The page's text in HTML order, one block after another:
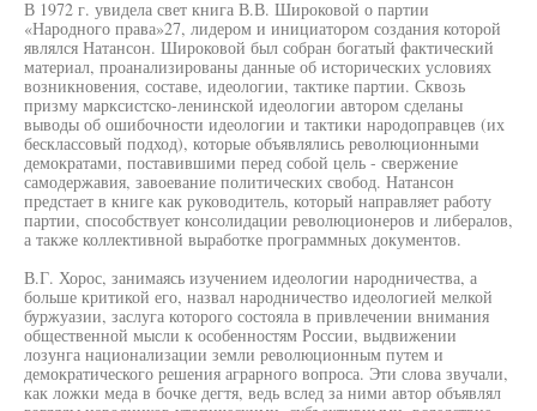
В 1972 г. увидела свет книга В.В. Широковой о партии
«Народного права»27, лидером и инициатором создания которой
являлся Натансон. Широковой был собран богатый фактический
материал, проанализированы данные об исторических условиях
возникновения, составе, идеологии, тактике партии. Сквозь
призму марксистско-ленинской идеологии автором сделаны
выводы об ошибочности идеологии и тактики народоправцев (их
бесклассовый подход), которые объявлялись революционными
демократами, поставившими перед собой цель - свержение
самодержавия, завоевание политических свобод. Натансон
предстает в книге как руководитель, который направляет работу
партии, способствует консолидации революционеров и либералов,
а также коллективной выработке программных документов.
В.Г. Хорос, занимаясь изучением идеологии народничества, а
больше критикой его, назвал народничество идеологией мелкой
буржуазии, заслуга которого состояла в привлечении внимания
общественной мысли к особенностям России, выдвижении
лозунга национализации земли революционным путем и
демократического решения аграрного вопроса. Эти слова звучали,
как ложки меда в бочке дегтя, ведь вслед за ними автор объявлял